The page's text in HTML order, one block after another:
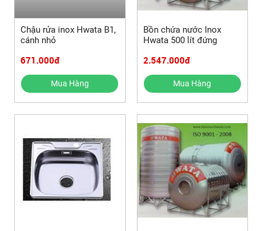
Chậu rửa inox Hwata B1,
cánh nhỏ
671.000đ
Mua Hàng
Bồn chứa nước Inox
Hwata 500 lít đứng
2.547.000đ
Mua Hàng